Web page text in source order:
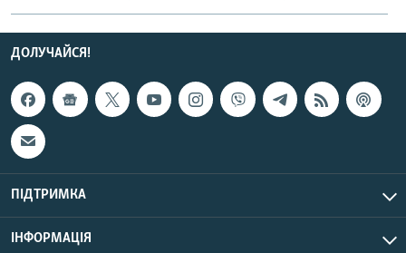
ДОЛУЧАЙСЯ!
ПІДТРИМКА
ІНФОРМАЦІЯ